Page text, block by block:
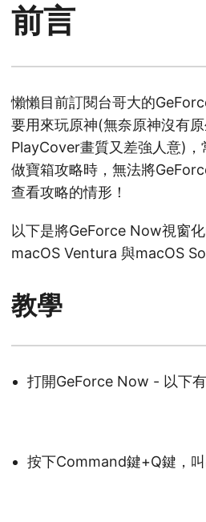
前言
懶懶目前訂閱台哥大的
要用來玩原神(無奈原神沒有
PlayCover畫質又差強人意)
做寶箱攻略時，無法將
查看攻略的情形！
以下是將GeForce Now視窗
macOS Ventura 與macOS
教學
打開GeForce Now - 以下
按下Command鍵+Q鍵，